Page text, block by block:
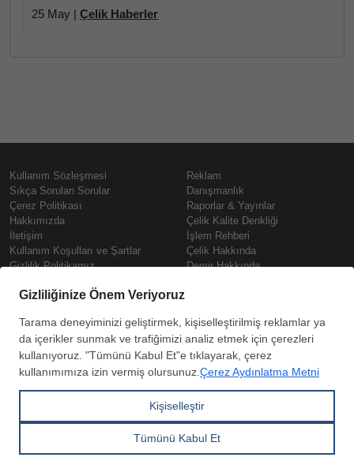
25 May | Çelik Haberler
Kullanım Sözleşmesi
Sıkça Sorulan Sorular
Çerez Politikası
Hakkımızda
İletişim
Kullanım Koşulları ve Şartlar
Gizlilik Politikamız
Prime
Reklam
Danışmanlık
Raporlar & Yayınlar
Çelik Kalite Denkliği
İşlem Rehberi
Çelik Hakkında
Demir Hakkında
Çelik Fiyatları
Demir Fiyatları
Güncel Hurda Fiyatları
Kutu Profil Fiyatları
Copyright © SteelOrbis Elektronik
Tüm hakları saklıdır